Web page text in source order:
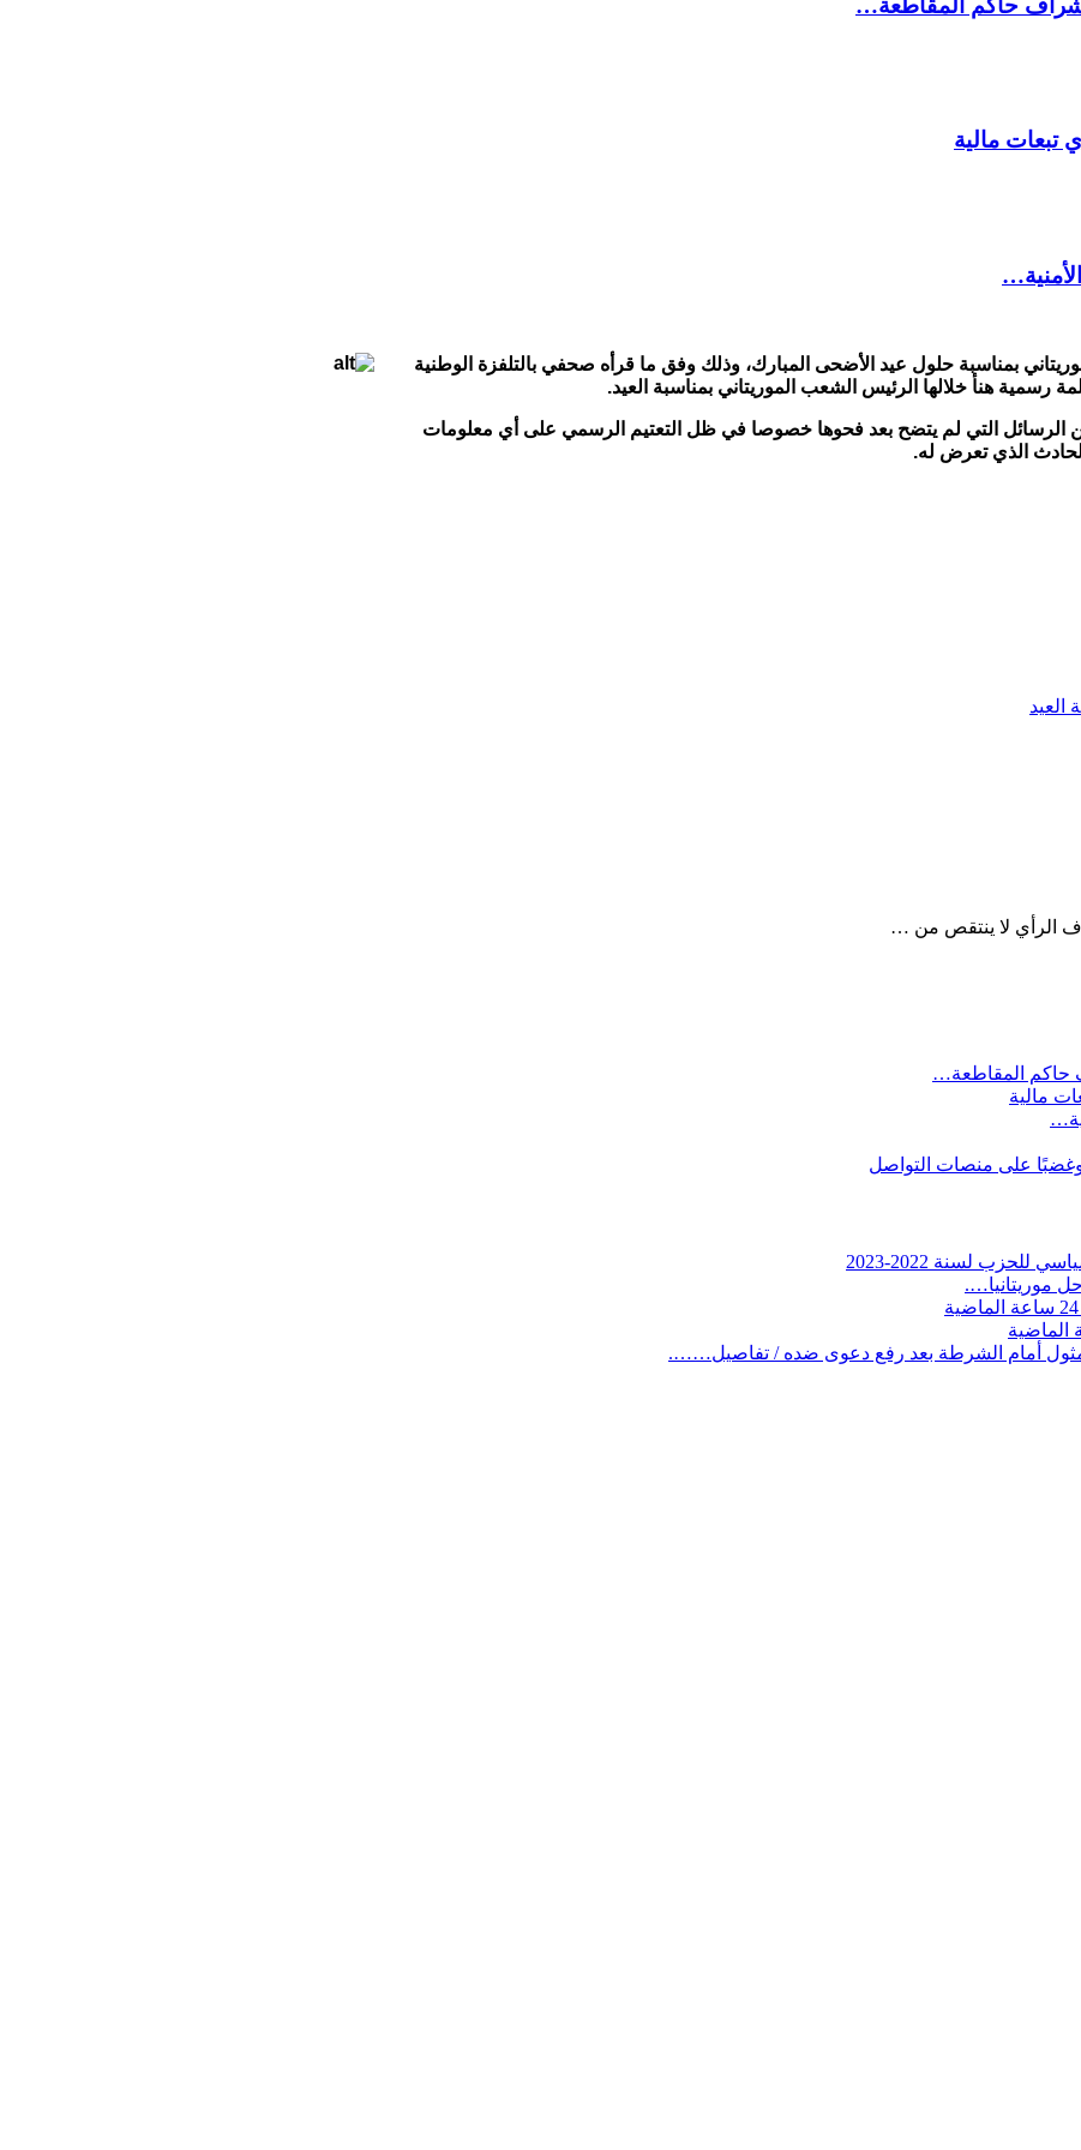
حاكم المقاطعة…
تبعات مالية
بمناسبة حلول عيد الأضحى المبارك، وذلك وفق ما قرأه صحفي بالتلفزة الوطنية
رسمية هنأ خلالها الرئيس الشعب الموريتاني بمناسبة العيد.
الرسائل التي لم يتضح بعد فحوها خصوصا في ظل التعتيم الرسمي على أي معلومات
الذي تعرض له.
العيد
الرأي لا ينتقص من …
حاكم المقاطعة…
مالية
وغضبًا على منصات التواصل
لسنة 2022-2023
موريتانيا….
أمام الشرطة بعد رفع دعوى ضده / تفاصيل…….